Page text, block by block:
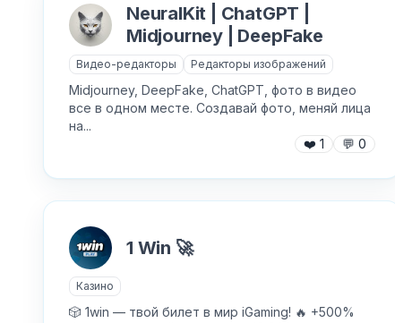
NeuralKit | ChatGPT |
Midjourney | DeepFake
Видео-редакторы Редакторы изображений
Midjourney, DeepFake, ChatGPT, фото в видео
все в одном месте. Создавай фото, меняй лица
на...
❤️ 1 💬 0
1 Win 🚀
Казино
🎲 1win — твой билет в мир iGaming! 🔥 +500%